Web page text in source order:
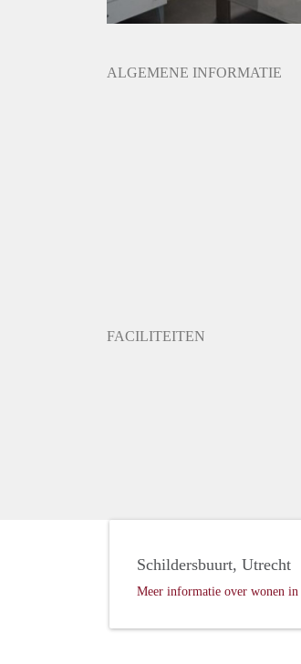
ALGEMENE INFORMATIE
FACILITEITEN
Schildersbuurt, Utrecht
Meer informatie over wonen in